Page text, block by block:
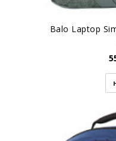
Balo Laptop